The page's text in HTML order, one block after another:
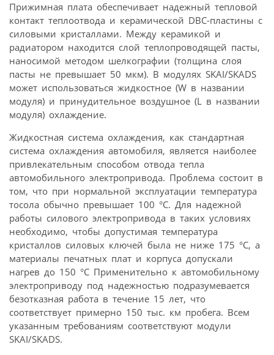
Прижимная плата обеспечивает надежный тепловой
контакт теплоотвода и керамической DBC-пластины с
силовыми кристаллами. Между керамикой и
радиатором находится слой теплопроводящей пасты,
наносимой методом шелкографии (толщина слоя
пасты не превышает 50 мкм). В модулях SKAI/SKADS
может использоваться жидкостное (W в названии
модуля) и принудительное воздушное (L в названии
модуля) охлаждение.
Жидкостная система охлаждения, как стандартная
система охлаждения автомобиля, является наиболее
привлекательным способом отвода тепла
автомобильного электропривода. Проблема состоит в
том, что при нормальной эксплуатации температура
тосола обычно превышает 100 °С. Для надежной
работы силового электропривода в таких условиях
необходимо, чтобы допустимая температура
кристаллов силовых ключей была не ниже 175 °С, а
материалы печатных плат и корпуса допускали
нагрев до 150 °С Применительно к автомобильному
электроприводу под надежностью подразумевается
безотказная работа в течение 15 лет, что
соответствует примерно 150 тыс. км пробега. Всем
указанным требованиям соответствуют модули
SKAI/SKADS.